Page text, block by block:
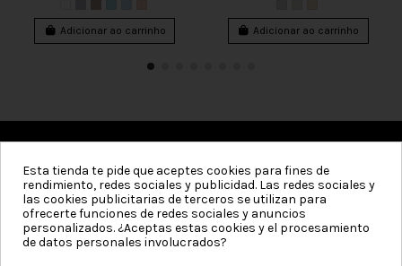
Adicionar ao carrinho Adicionar ao carrinho
Categorias
Informação
Minha conta
Esta tienda te pide que aceptes cookies para fines de
rendimiento, redes sociales y publicidad. Las redes sociales y
las cookies publicitarias de terceros se utilizan para
ofrecerte funciones de redes sociales y anuncios
personalizados. ¿Aceptas estas cookies y el procesamiento
de datos personales involucrados?